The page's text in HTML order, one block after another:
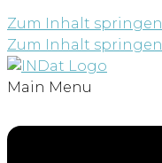
Zum Inhalt springen
Zum Inhalt springen
Main Menu